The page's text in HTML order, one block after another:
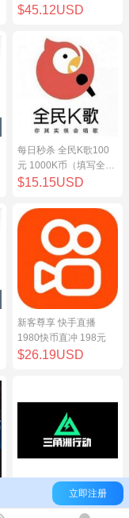
298元 inke钻石
$45.12USD
每日秒杀 全民K歌100
元 1000K币（填写全民
K歌号充值）
$15.15USD
新客尊享 快手直播
1980快币直冲 198元
$26.19USD
三角洲行动（腾讯国
服）
立即注册